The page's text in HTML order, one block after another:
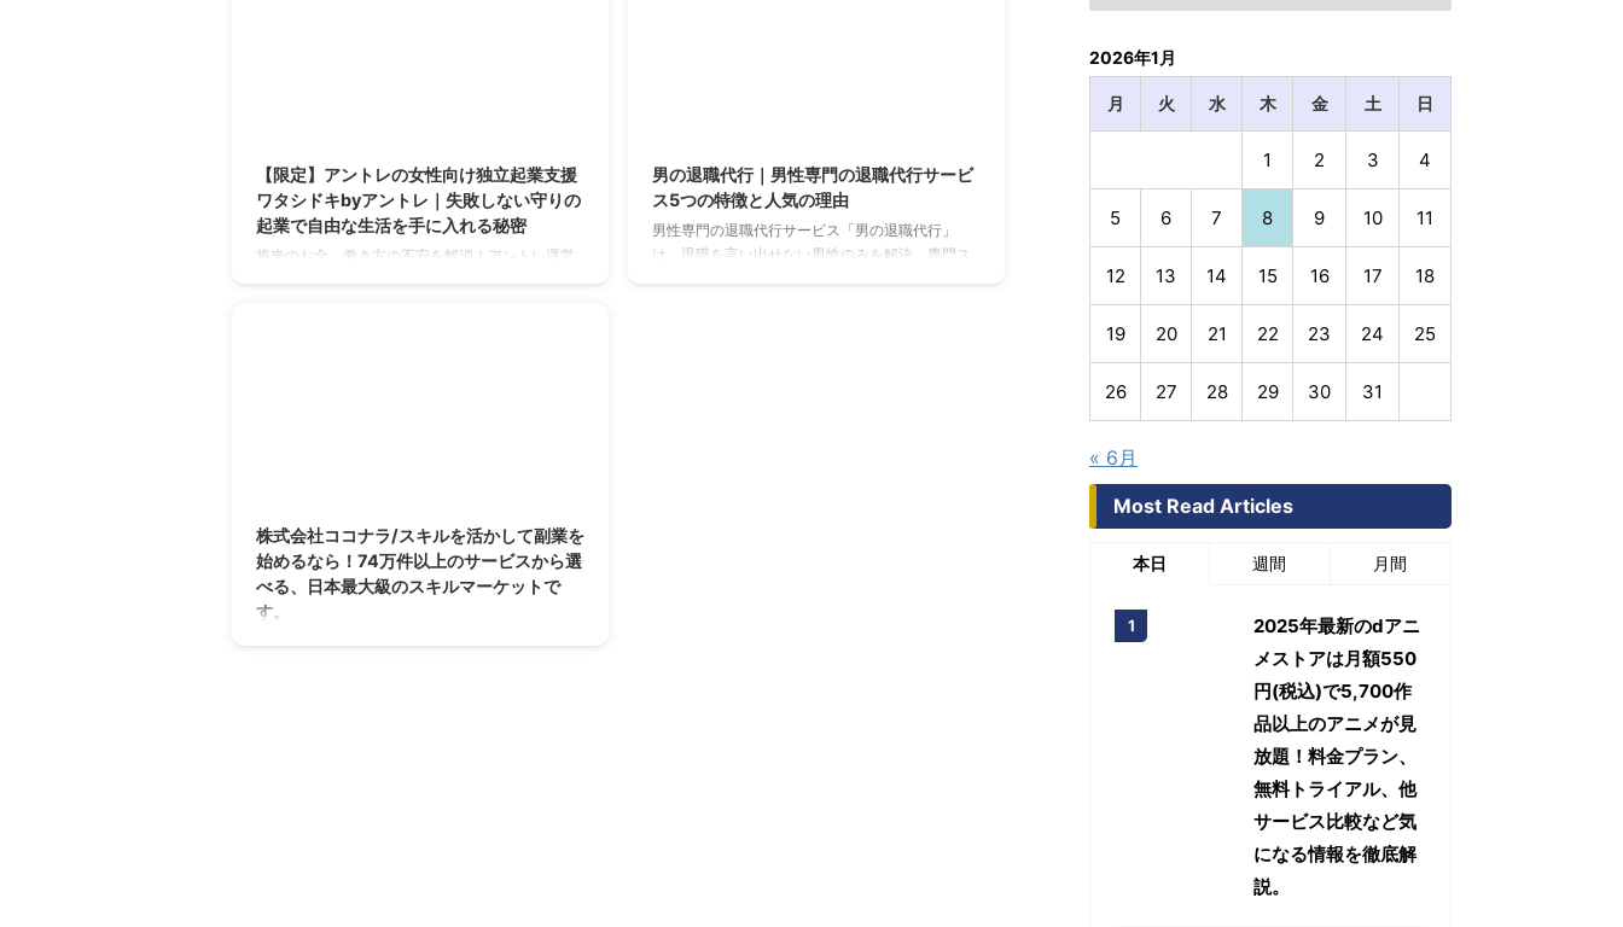
【限定】アントレの女性向け独立起業支援
ワタシドキbyアントレ｜失敗しない守りの
起業で自由な生活を手に入れる秘密
将来のお金、働き方の不安を解消！アントレ運営
男の退職代行｜男性専門の退職代行サービ
ス5つの特徴と人気の理由
男性専門の退職代行サービス「男の退職代行」
は、退職を言い出せない男性のみを解決。専門ス
株式会社ココナラ/スキルを活かして副業を
始めるなら！74万件以上のサービスから選
べる、日本最大級のスキルマーケットで
す。
スキルを活かして副業を始めるならココナラ！74
2026年1月
月 火 水 木 金 土 日
1 2 3 4
5 6 7 8 9 10 11
12 13 14 15 16 17 18
19 20 21 22 23 24 25
26 27 28 29 30 31
« 6月
Most Read Articles
本日 週間 月間
2025年最新のdアニ
メストアは月額550
円(税込)で5,700作
品以上のアニメが見
放題！料金プラン、
無料トライアル、他
サービス比較など気
になる情報を徹底解
説。